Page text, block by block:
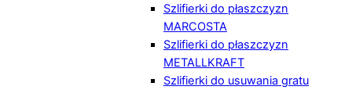
Szlifierki do płaszczyzn
MARCOSTA
Szlifierki do płaszczyzn
METALLKRAFT
Szlifierki do usuwania gratu